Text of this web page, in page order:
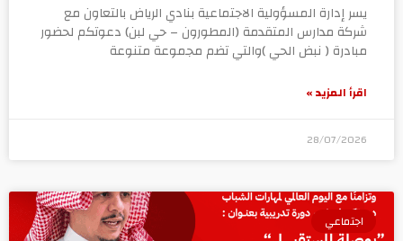
يسر إدارة المسؤولية الاجتماعية بنادي الرياض بالتعاون مع
شركة مدارس المتقدمة (المطورون – حي لبن) دعوتكم لحضور
مبادرة ( نبض الحي )والتي تضم مجموعة متنوعة
اقرأ المزيد »
28/07/2026
اجتماعي